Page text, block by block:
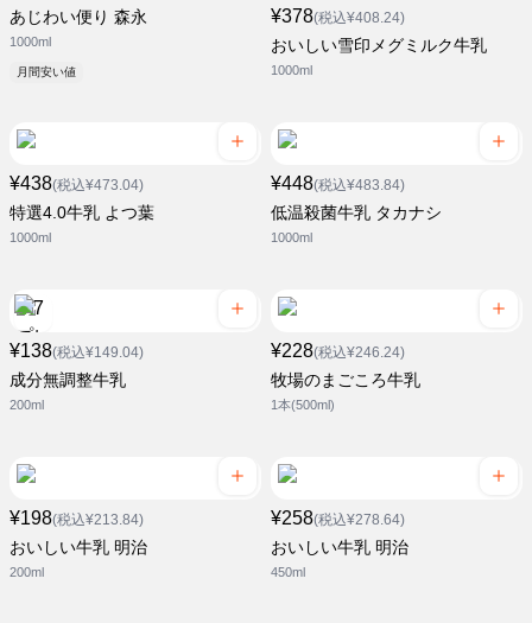
あじわい便り 森永
1000ml
月間安い値
¥378(税込¥408.24)
おいしい雪印メグミルク牛乳
1000ml
¥438(税込¥473.04)
特選4.0牛乳 よつ葉
1000ml
¥448(税込¥483.84)
低温殺菌牛乳 タカナシ
1000ml
¥138(税込¥149.04)
成分無調整牛乳
200ml
¥228(税込¥246.24)
牧場のまごころ牛乳
1本(500ml)
¥198(税込¥213.84)
おいしい牛乳 明治
200ml
¥258(税込¥278.64)
おいしい牛乳 明治
450ml